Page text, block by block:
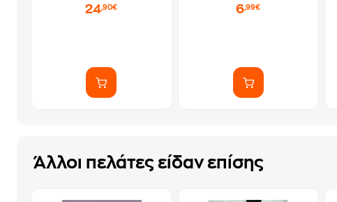
24,90€ 6,99€
Άλλοι πελάτες είδαν επίσης